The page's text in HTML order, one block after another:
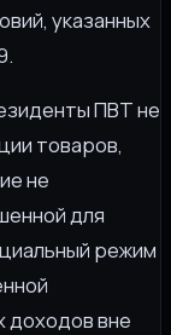
указанных
ПВТ не
товаров,
не
для
режим
доходов вне